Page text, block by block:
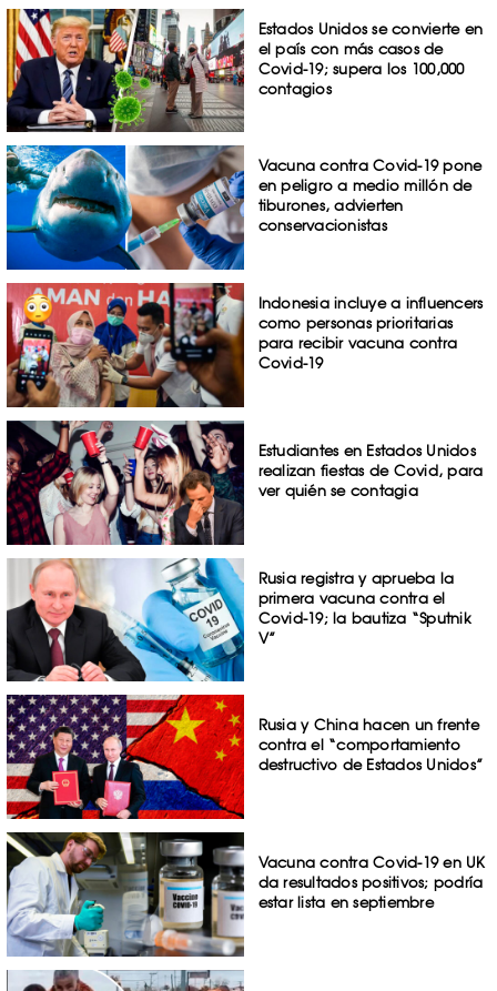
Estados Unidos se convierte en
el país con más casos de
Covid-19; supera los 100,000
contagios
Vacuna contra Covid-19 pone
en peligro a medio millón de
tiburones, advierten
conservacionistas
Indonesia incluye a influencers
como personas prioritarias
para recibir vacuna contra
Covid-19
Estudiantes en Estados Unidos
realizan fiestas de Covid, para
ver quién se contagia
Rusia registra y aprueba la
primera vacuna contra el
Covid-19; la bautiza “Sputnik
V”
Rusia y China hacen un frente
contra el “comportamiento
destructivo de Estados Unidos”
Vacuna contra Covid-19 en UK
da resultados positivos; podría
estar lista en septiembre